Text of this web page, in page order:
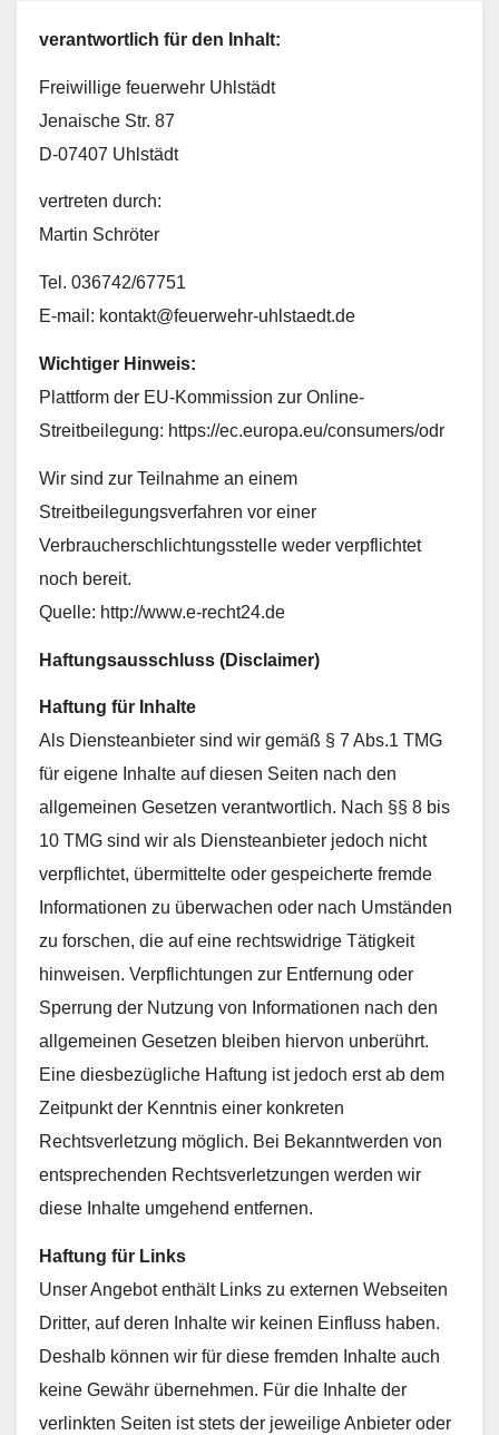
verantwortlich für den Inhalt:
Freiwillige feuerwehr Uhlstädt
Jenaische Str. 87
D-07407 Uhlstädt
vertreten durch:
Martin Schröter
Tel. 036742/67751
E-mail: kontakt@feuerwehr-uhlstaedt.de
Wichtiger Hinweis:
Plattform der EU-Kommission zur Online-
Streitbeilegung: https://ec.europa.eu/consumers/odr
Wir sind zur Teilnahme an einem
Streitbeilegungsverfahren vor einer
Verbraucherschlichtungsstelle weder verpflichtet
noch bereit.
Quelle: http://www.e-recht24.de
Haftungsausschluss (Disclaimer)
Haftung für Inhalte
Als Diensteanbieter sind wir gemäß § 7 Abs.1 TMG
für eigene Inhalte auf diesen Seiten nach den
allgemeinen Gesetzen verantwortlich. Nach §§ 8 bis
10 TMG sind wir als Diensteanbieter jedoch nicht
verpflichtet, übermittelte oder gespeicherte fremde
Informationen zu überwachen oder nach Umständen
zu forschen, die auf eine rechtswidrige Tätigkeit
hinweisen. Verpflichtungen zur Entfernung oder
Sperrung der Nutzung von Informationen nach den
allgemeinen Gesetzen bleiben hiervon unberührt.
Eine diesbezügliche Haftung ist jedoch erst ab dem
Zeitpunkt der Kenntnis einer konkreten
Rechtsverletzung möglich. Bei Bekanntwerden von
entsprechenden Rechtsverletzungen werden wir
diese Inhalte umgehend entfernen.
Haftung für Links
Unser Angebot enthält Links zu externen Webseiten
Dritter, auf deren Inhalte wir keinen Einfluss haben.
Deshalb können wir für diese fremden Inhalte auch
keine Gewähr übernehmen. Für die Inhalte der
verlinkten Seiten ist stets der jeweilige Anbieter oder